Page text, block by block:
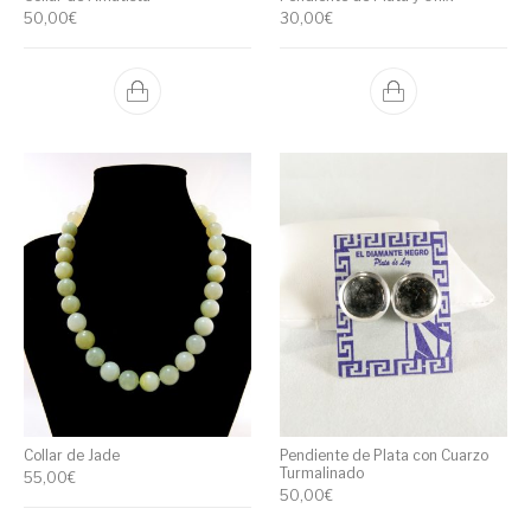
50,00€
30,00€
Collar de Jade
55,00€
Pendiente de Plata con Cuarzo
Turmalinado
50,00€